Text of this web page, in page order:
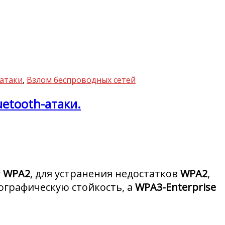
, Взлом беспроводных сетей
атаки.
WPA2, для устранения недостатков WPA2,
стойкость, а WPA3-Enterprise